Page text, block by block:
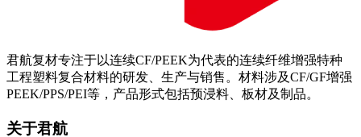
君航复材专注于以连续CF/PEEK为代表的连续纤维增强特种
工程塑料复合材料的研发、生产与销售。材料涉及CF/GF增强
PEEK/PPS/PEI等，产品形式包括预浸料、板材及制品。
关于君航